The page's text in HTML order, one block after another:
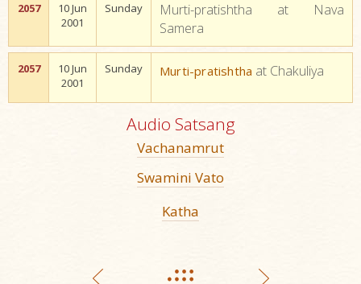
2057
10 Jun
2001
Sunday
Murti-pratishtha at Nava
Samera
2057
10 Jun
2001
Sunday Murti-pratishtha at Chakuliya
Audio Satsang
Vachanamrut
Swamini Vato
Katha